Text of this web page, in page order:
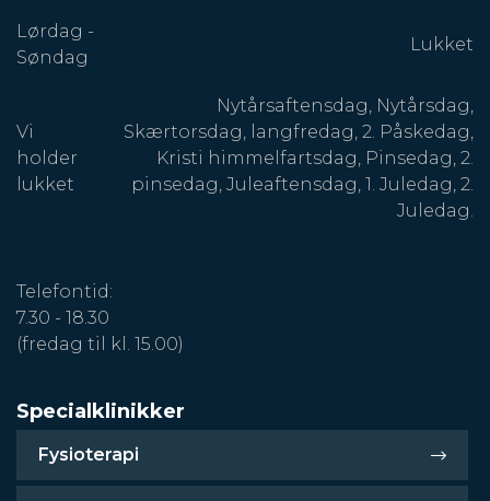
Lørdag -
Søndag
Lukket
Vi
holder
lukket
Nytårsaftensdag, Nytårsdag,
Skærtorsdag, langfredag, 2. Påskedag,
Kristi himmelfartsdag, Pinsedag, 2.
pinsedag, Juleaftensdag, 1. Juledag, 2.
Juledag.
Telefontid:
7.30 - 18.30
(fredag til kl. 15.00)
Specialklinikker
Fysioterapi